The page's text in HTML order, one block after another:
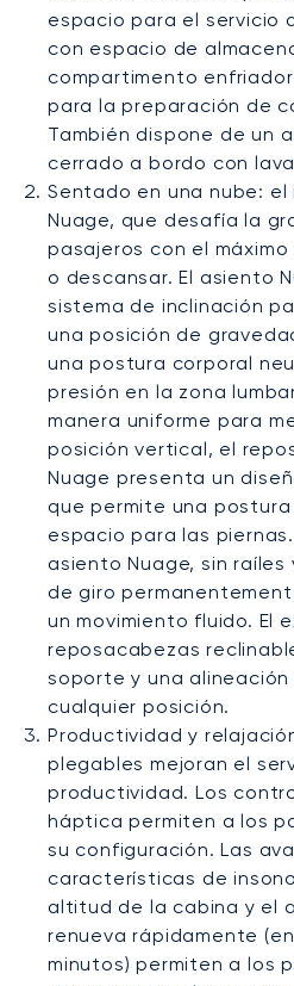
espacio para el servicio
con espacio de
compartimento
para la preparación de
También dispone de un
cerrado a bordo con
Sentado en una nube:
Nuage, que desafía la
pasajeros con el
o descansar. El asiento
sistema de inclinación
una posición de
una postura corporal
presión en la zona
manera uniforme para
posición vertical, el
Nuage presenta un
que permite una
espacio para las
asiento Nuage, sin raíles
de giro
un movimiento fluido. El
reposacabezas
soporte y una
cualquier posición.
Productividad y
plegables mejoran el
productividad. Los
háptica permiten a los
su configuración. Las
características de
altitud de la cabina y el
renueva rápidamente
minutos) permiten a los